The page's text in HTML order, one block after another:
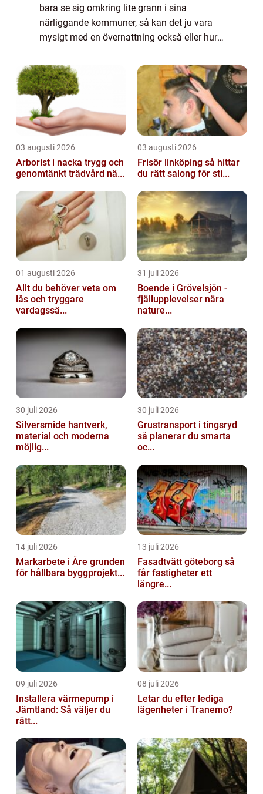
bara se sig omkring lite grann i sina
närliggande kommuner, så kan det ju vara
mysigt med en övernattning också eller hur?
de...
03 augusti 2026
Arborist i nacka trygg och
genomtänkt trädvård nä...
03 augusti 2026
Frisör linköping så hittar
du rätt salong för sti...
01 augusti 2026
Allt du behöver veta om
lås och tryggare
vardagssä...
31 juli 2026
Boende i Grövelsjön -
fjällupplevelser nära
nature...
30 juli 2026
Silversmide hantverk,
material och moderna
möjlig...
30 juli 2026
Grustransport i tingsryd
så planerar du smarta
oc...
14 juli 2026
Markarbete i Åre grunden
för hållbara byggprojekt...
13 juli 2026
Fasadtvätt göteborg så
får fastigheter ett
längre...
09 juli 2026
Installera värmepump i
Jämtland: Så väljer du
rätt...
08 juli 2026
Letar du efter lediga
lägenheter i Tranemo?